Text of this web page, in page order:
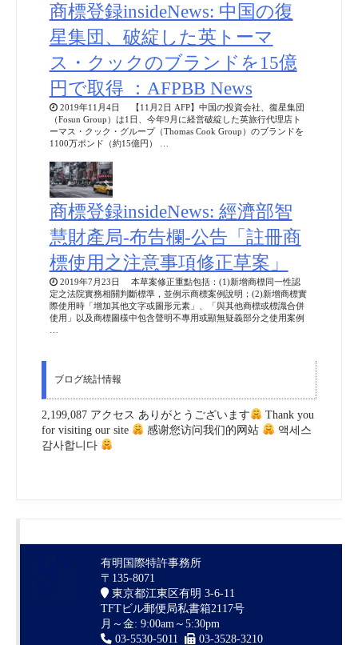
商標登録insideNews: 中国の復
星集団、破綻した英トーマ
ス・クックのブランドを15億
円で取得 ：AFPBB News
2019年11月4日 【11月2日 AFP】中国の投資会社、復星集団
（Fosun Group）は1日、今年9月に経営破綻した英旅行代理店ト
ーマス・クック・グループ（Thomas Cook Group）のブランドを
1100万ポンド（約15億円） …
商標登録insideNews: 經濟部智
慧財產局-布告欄-公告「註冊商
標使用之注意事項修正草案」
2019年7月23日 本草案修正重點包括：(1)新增商標同一性認
定之法院實務相關判斷標準，並例示商標案例說明；(2)新增商標實
際使用時「增加其他文字或圖形元素」、「與其他商標或標識合併
使用」以及商標圖樣中包含聲明不專用或顯無疑義部分之使用案例
ブログ統計情報
2,199,087 アクセス ありがとうございます
Thank you
for visiting our site
感谢您访问我们的网站
액세스
감사합니다
有明国際特許事務所
〒135-8071
東京都江東区有明 3-6-11
TFTビル郵便局私書箱2117号
月～金: 9:00am～5:30pm
03-5530-5011
03-3528-3210